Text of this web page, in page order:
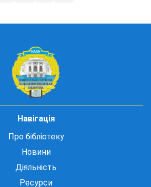
Навігація
Про бібліотеку
Новини
Діяльність
Ресурси